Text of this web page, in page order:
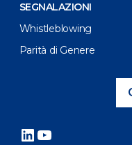
SEGNALAZIONI
Whistleblowing
Parità di Genere
LinkedIn
YouTube